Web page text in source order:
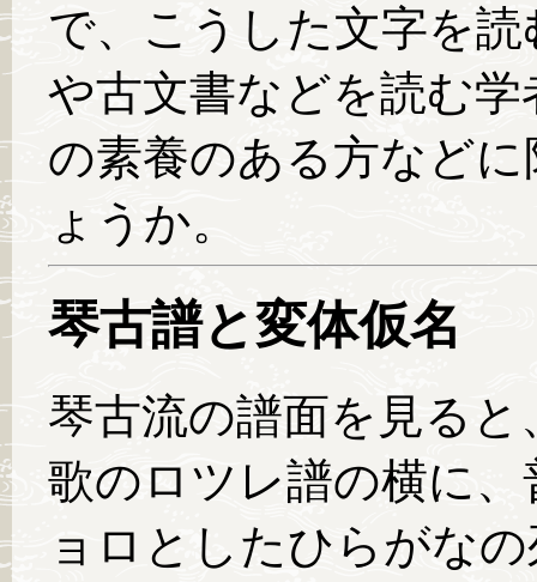
で、こうした文字を
や古文書などを読む
の素養のある方など
ょうか。
琴古譜と変体仮名
琴古流の譜面を見る
歌のロツレ譜の横に
ョロとしたひらがな